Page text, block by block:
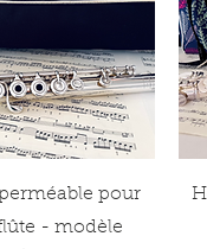
View
pour
- modèle